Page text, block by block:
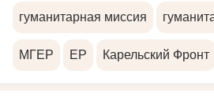
гуманитарная миссия
МГЕР ЕР Карельский Фронт